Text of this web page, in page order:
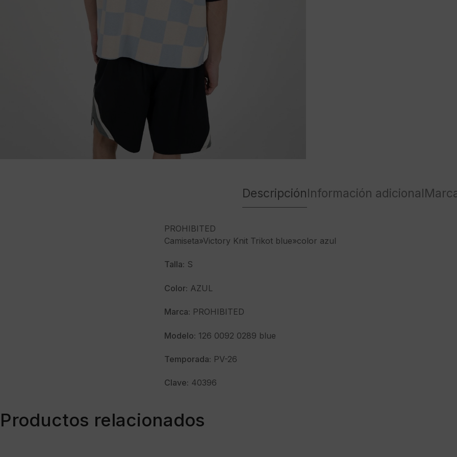
DescripciónInformación adicional
PROHIBITED
Camiseta»Victory Knit Trikot blue»color azul
Talla: S
Color: AZUL
Marca: PROHIBITED
Modelo: 126 0092 0289 blue
Temporada: PV-26
Clave: 40396
Productos relacionados